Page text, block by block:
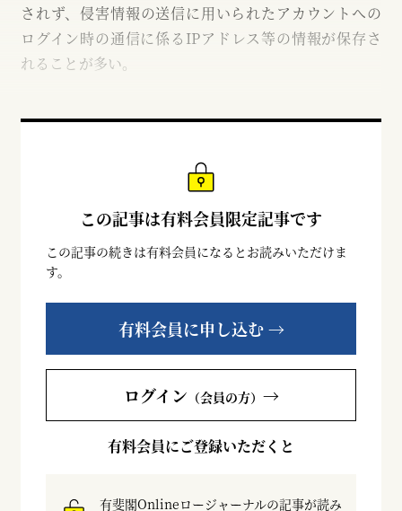
されず、侵害情報の送信に用いられたアカウントへの
ログイン時の通信に係るIPアドレス等の情報が保存さ
れることが多い。
この記事は有料会員限定記事です
この記事の続きは有料会員になるとお読みいただけま
す。
有料会員に申し込む →
ログイン （会員の方） →
有料会員にご登録いただくと
有斐閣Onlineロージャーナルの記事が読み